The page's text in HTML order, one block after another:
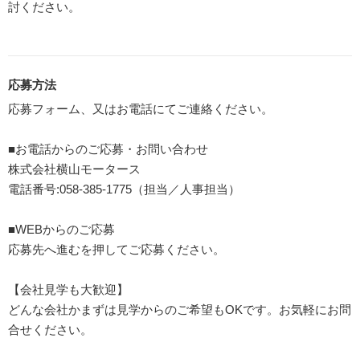
討ください。
応募方法
応募フォーム、又はお電話にてご連絡ください。
■お電話からのご応募・お問い合わせ
株式会社横山モータース
電話番号:058-385-1775（担当／人事担当）
■WEBからのご応募
応募先へ進むを押してご応募ください。
【会社見学も大歓迎】
どんな会社かまずは見学からのご希望もOKです。お気軽にお問
合せください。